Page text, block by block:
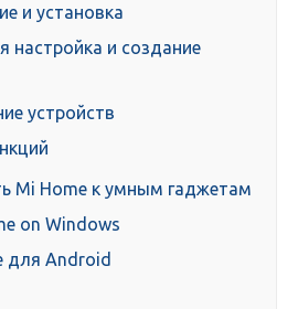
и установка
настройка и создание
устройств
Mi Home к умным гаджетам
on Windows
для Android